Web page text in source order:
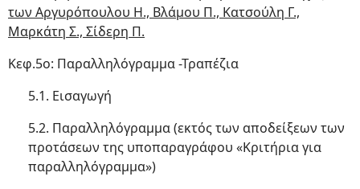
των Αργυρόπουλου Η., Βλάμου Π., Κατσούλη Γ.,
Μαρκάτη Σ., Σίδερη Π.
Κεφ.5ο: Παραλληλόγραμμα -Τραπέζια
5.1. Εισαγωγή
5.2. Παραλληλόγραμμα (εκτός των αποδείξεων των
προτάσεων της υποπαραγράφου «Κριτήρια για
παραλληλόγραμμα»)